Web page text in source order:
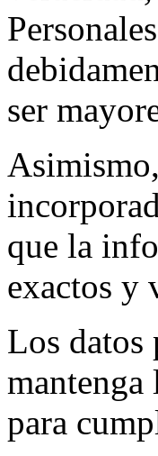
ser
que la
exactos y
Los datos
mantenga
para